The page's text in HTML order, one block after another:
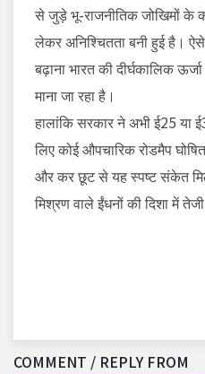
से जुड़े भू-राजनीतिक जोखिमों के
लेकर अनिश्चितता बनी हुई है।
बढ़ाना भारत की दीर्घकालिक
माना जा रहा है।
हालांकि सरकार ने अभी ई25 या
लिए कोई औपचारिक रोडमैप
और कर छूट से यह स्पष्ट संकेत
मिश्रण वाले ईंधनों की दिशा में
COMMENT / REPLY FROM